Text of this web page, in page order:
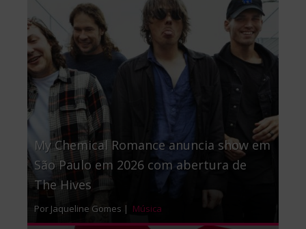
My Chemical Romance anuncia show em
São Paulo em 2026 com abertura de
The Hives
Por Jaqueline Gomes | Música